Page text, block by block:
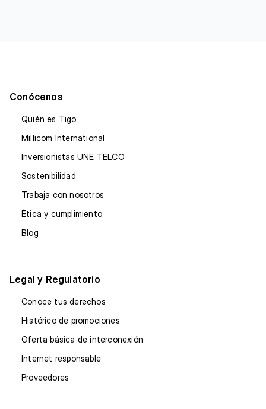
Conócenos
Quién es Tigo
Millicom International
Inversionistas UNE TELCO
Sostenibilidad
Trabaja con nosotros
Ética y cumplimiento
Blog
Legal y Regulatorio
Conoce tus derechos
Histórico de promociones
Oferta básica de interconexión
Internet responsable
Proveedores